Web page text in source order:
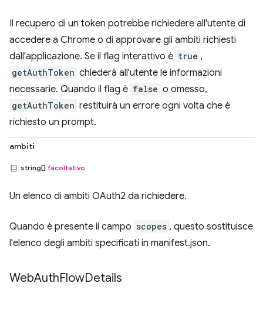
Il recupero di un token potrebbe richiedere all'utente di
accedere a Chrome o di approvare gli ambiti richiesti
dall'applicazione. Se il flag interattivo è true ,
getAuthToken chiederà all'utente le informazioni
necessarie. Quando il flag è false o omesso,
getAuthToken restituirà un errore ogni volta che è
richiesto un prompt.
ambiti
string[] facoltativo
Un elenco di ambiti OAuth2 da richiedere.
Quando è presente il campo scopes , questo sostituisce
l'elenco degli ambiti specificati in manifest.json.
WebAuthFlowDetails